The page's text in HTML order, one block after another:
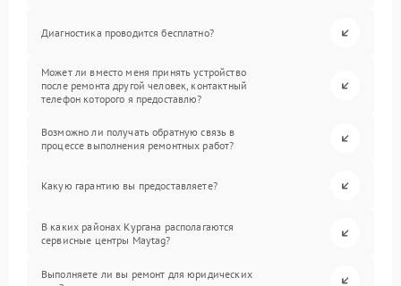
Диагностика проводится бесплатно?
Может ли вместо меня принять устройство
после ремонта другой человек, контактный
телефон которого я предоставлю?
Возможно ли получать обратную связь в
процессе выполнения ремонтных работ?
Какую гарантию вы предоставляете?
В каких районах Кургана располагаются
сервисные центры Maytag?
Выполняете ли вы ремонт для юридических